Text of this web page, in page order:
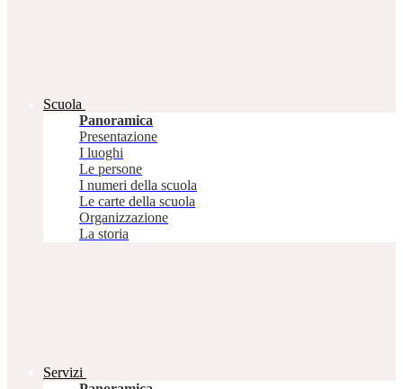
Scuola
Panoramica
Presentazione
I luoghi
Le persone
I numeri della scuola
Le carte della scuola
Organizzazione
La storia
Servizi